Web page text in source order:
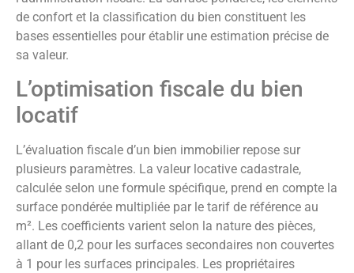
de confort et la classification du bien constituent les
bases essentielles pour établir une estimation précise de
sa valeur.
L’optimisation fiscale du bien
locatif
L’évaluation fiscale d’un bien immobilier repose sur
plusieurs paramètres. La valeur locative cadastrale,
calculée selon une formule spécifique, prend en compte la
surface pondérée multipliée par le tarif de référence au
m². Les coefficients varient selon la nature des pièces,
allant de 0,2 pour les surfaces secondaires non couvertes
à 1 pour les surfaces principales. Les propriétaires